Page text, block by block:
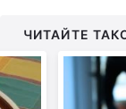
ЧИТАЙТЕ